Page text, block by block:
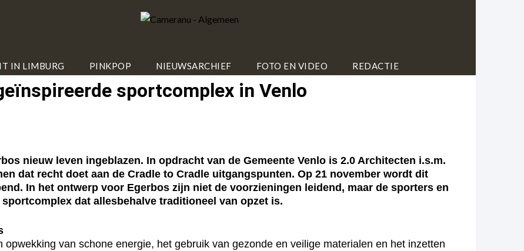
IN LIMBURG PINKPOP NIEUWSARCHIEF FOTO EN VIDEO REDACTIE
sportcomplex in Venlo
nieuw leven ingeblazen. In opdracht van de Gemeente Venlo is 2.0 Architecten i.s.m.
dat recht doet aan de Cradle to Cradle uitgangspunten. Op 21 november wordt dit
In het ontwerp voor Egerbos zijn niet de voorzieningen leidend, maar de sporters en
dat allesbehalve traditioneel van opzet is.
van schone energie, het gebruik van gezonde en veilige materialen en het inzetten